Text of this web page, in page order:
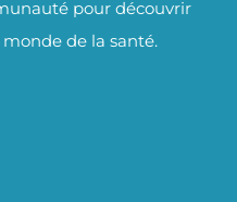
pour découvrir
de la santé.